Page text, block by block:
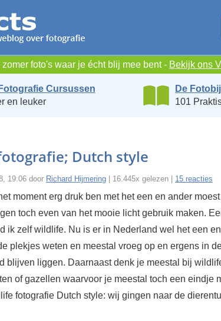
zomer foto's waar je écht blij mee bent - Bekijk ons
Cursussen
en leuker
De
101
Dutch style
19:06 door Richard Hijmering | 16.445x gelezen | 15 reacties
moment erg druk ben met het een en ander
toch even van het mooie licht gebruik maken.
ik zelf wildlife. Nu is er in Nederland wel het een
plekjes weten en meestal vroeg op en ergens in
blijven liggen. Daarnaast denk je meestal bij
of gazellen waarvoor je meestal toch een eindje
fotografie Dutch style: wij gingen naar de